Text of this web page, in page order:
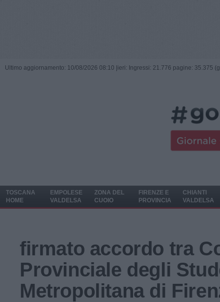
Ultimo aggiornamento: 10/08/2026 08:10 | ieri: Ingressi: 21.776 pagine: 35.375
TOSCANA
HOME
EMPOLESE
VALDELSA
ZONA DEL
CUOIO
FIRENZE E
PROVINCIA
CHIANTI
VALDELSA
firmato accordo tra
Provinciale degli
Metropolitana di